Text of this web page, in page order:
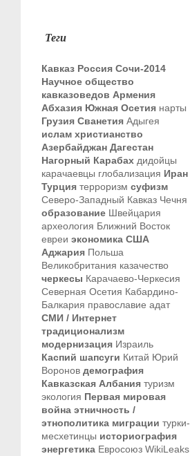
Теги
Кавказ Россия Сочи-2014
Научное общество
кавказоведов Армения
Абхазия Южная Осетия нарты
Грузия Сванетия Адыгея
ислам христианство
Азербайджан Дагестан
Нагорный Карабах дидойцы
карачаевцы глобализация Иран
Турция терроризм суфизм
Северо-Западный Кавказ Чечня
образование Швейцария
археология Ближний Восток
евреи экономика США
Аджария Польша
Великобритания казачество
черкесы Карачаево-Черкесия
Северная Осетия Кабардино-
Балкария православие адат
СМИ / Интернет
традиционализм
модернизация Израиль
Каспий шапсуги Китай Юрий
Воронов демография
Кавказская Албания туризм
экология Первая мировая
война этничность /
этнополитика миграции турки-
месхетинцы историография
энергетика Евросоюз WikiLeaks